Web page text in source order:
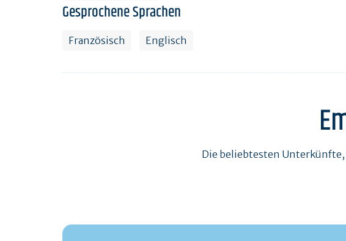
Gesprochene Sprachen
Französisch Englisch
Die beliebtesten